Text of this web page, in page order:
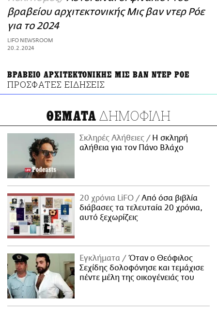
ΑΜΠΑ
PRINT
βραβείου αρχιτεκτονικής Μις βαν ντερ Ρόε
για το 2024
LIFO NEWSROOM
20.2.2024
ΒΡΑΒΕΙΟ ΑΡΧΙΤΕΚΤΟΝΙΚΗΣ ΜΙΣ ΒΑΝ ΝΤΕΡ ΡΟΕ
ΠΡΟΣΦΑΤΕΣ ΕΙΔΗΣΕΙΣ
ΘΕΜΑΤΑ ΔΗΜΟΦΙΛΗ
Σκληρές Αλήθειες
H σκληρή
αλήθεια για τον Πάνο Βλάχο
20 χρόνια LiFO
Από όσα βιβλία
διάβασες τα τελευταία 20 χρόνια,
αυτό ξεχωρίζεις
Εγκλήματα
Όταν ο Θεόφιλος
Σεχίδης δολοφόνησε και τεμάχισε
πέντε μέλη της οικογένειάς του